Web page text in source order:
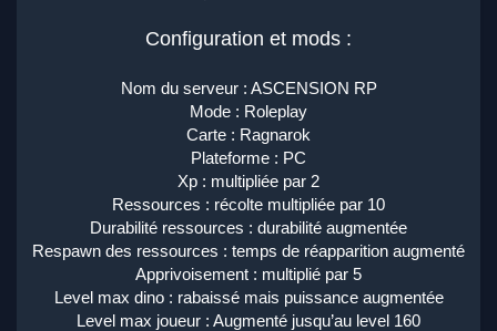
Configuration et mods :
Nom du serveur : ASCENSION RP
Mode : Roleplay
Carte : Ragnarok
Plateforme : PC
Xp : multipliée par 2
Ressources : récolte multipliée par 10
Durabilité ressources : durabilité augmentée
Respawn des ressources : temps de réapparition augmenté
Apprivoisement : multiplié par 5
Level max dino : rabaissé mais puissance augmentée
Level max joueur : Augmenté jusqu’au level 160